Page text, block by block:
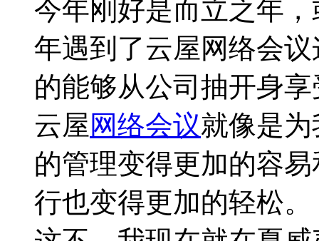
今年刚好是而立之年
年遇到了云屋网络会
的能够从公司抽开身
云屋 网络会议就像是
的管理变得更加的容
行也变得更加的轻松。